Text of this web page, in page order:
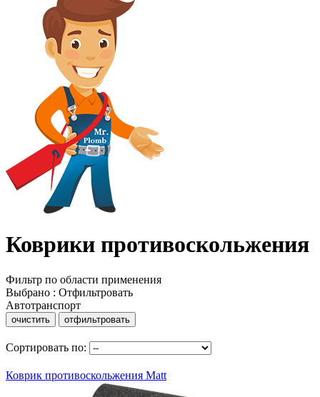
Коврики противоскольжения
Фильтр по области применения
Выбрано : Отфильтровать
Автотранспорт
очистить отфильтровать
Сортировать по:
Коврик противоскольжения Matt